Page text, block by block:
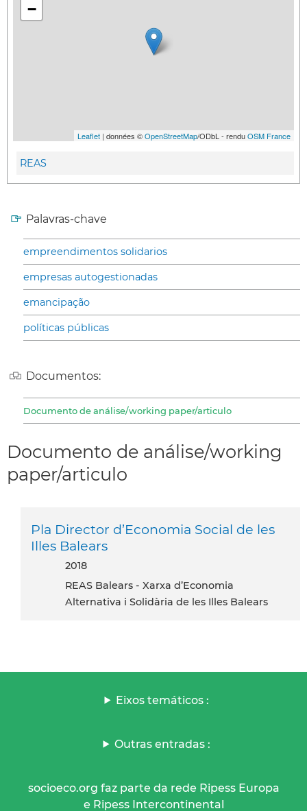
−
Leaflet | données ©OpenStreetMap/ODbL - renduOSM France
REAS
Palavras-chave
empreendimentos solidarios
empresas autogestionadas
emancipação
políticas públicas
Documentos:
Documento de análise/working paper/articulo
Documento de análise/working
paper/articulo
Pla Director d’Economia Social de les
Illes Balears
2018
REAS Balears - Xarxa d’Economia
Alternativa i Solidària de les Illes Balears
Eixos temáticos :
Outras entradas :
socioeco.org faz parte da rede Ripess Europa
e Ripess Intercontinental